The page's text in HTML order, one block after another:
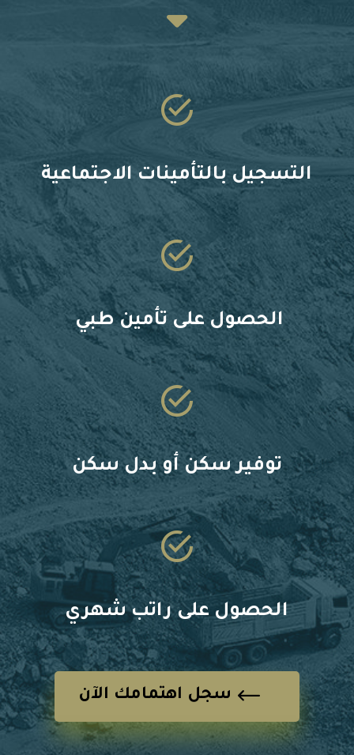
التسجيل بالتأمينات الاجتماعية
الحصول على تأمين طبي
توفير سكن أو بدل سكن
الحصول على راتب شهري
سجل اهتمامك الآن